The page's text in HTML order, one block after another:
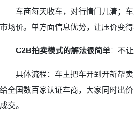
车商每天收车，对行情门儿清；车
市场价。单方面信息优势，让压价变得
C2B拍卖模式的解法很简单：不
具体流程：车主把车开到开新帮卖
给全国数百家认证车商，大家同时出
成交。